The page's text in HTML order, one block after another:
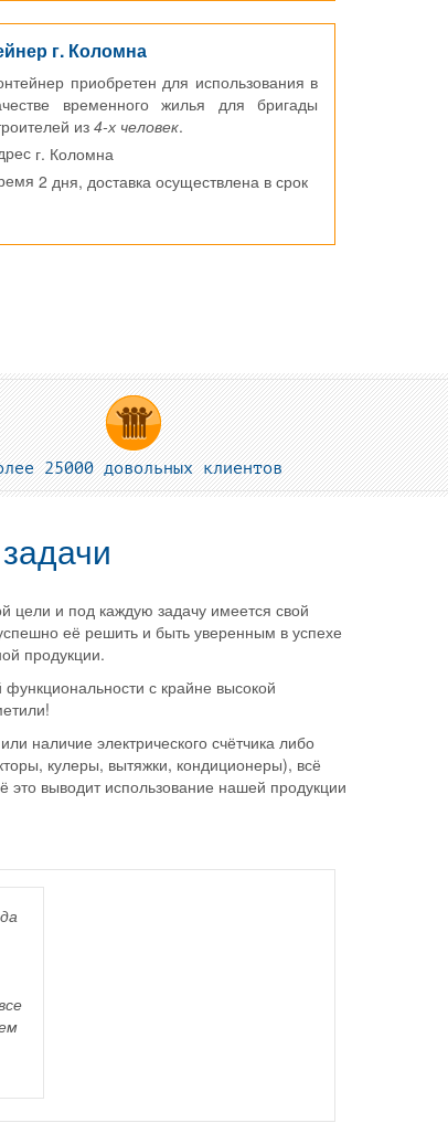
г. Коломна
приобретен для использования в
временного жилья для бригады
из4-х человек.
г. Коломна
2 дня, доставка осуществлена в срок
25000 довольных клиентов
цели и под каждую задачу имеется свой
её решить и быть уверенным в успехе
продукции.
с крайне высокой
наличие электрического счётчика либо
кулеры, вытяжки, кондиционеры), всё
выводит использование нашей продукции